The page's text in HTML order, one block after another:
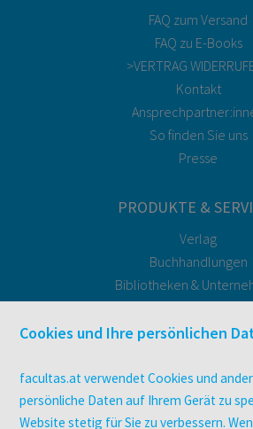
FAQ zum Versand
FAQ zu E-Books
>VERTRAG
Kontakt
So finden Sie uns
Presse
PRODUKTE &
Verlag
Buchhandlungen
Bibliotheken &
Druckerei facultas
Zeitschriften
Digitale Angebote
Cookies und Ihre persönlichen
facultas.at verwendet Cookies und
persönliche Daten auf Ihrem Gerät zu
Website stetig für Sie zu verbessern.